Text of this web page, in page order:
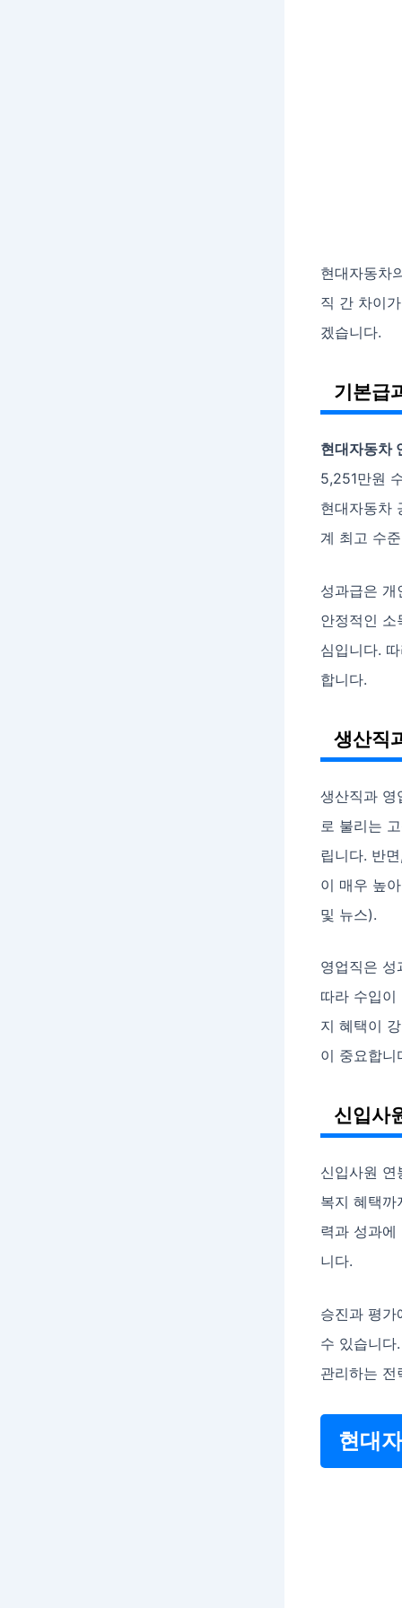
현대자동차
직 간 차이
겠습니다.
기본급
현대자동차
5,251만원
현대자동차
계 최고 수
성과급은
안정적인
심입니다.
합니다.
생산직
생산직과 영
로 불리는
립니다. 반
이 매우 높
및 뉴스).
영업직은
따라 수입
지 혜택이
이 중요합니
신입사
신입사원
복지 혜택
력과 성과
니다.
승진과 평
수 있습니
관리하는 전
현대